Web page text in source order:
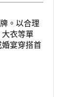
。以合理
衣等單
宴穿搭首